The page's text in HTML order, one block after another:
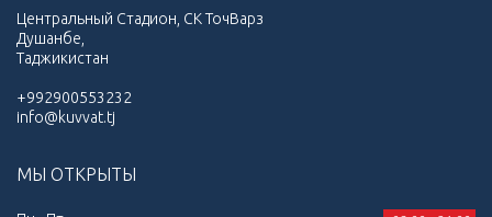
Центральный Стадион, СК ТочВарз
Душанбе,
Таджикистан
+992900553232
info@kuvvat.tj
МЫ ОТКРЫТЫ